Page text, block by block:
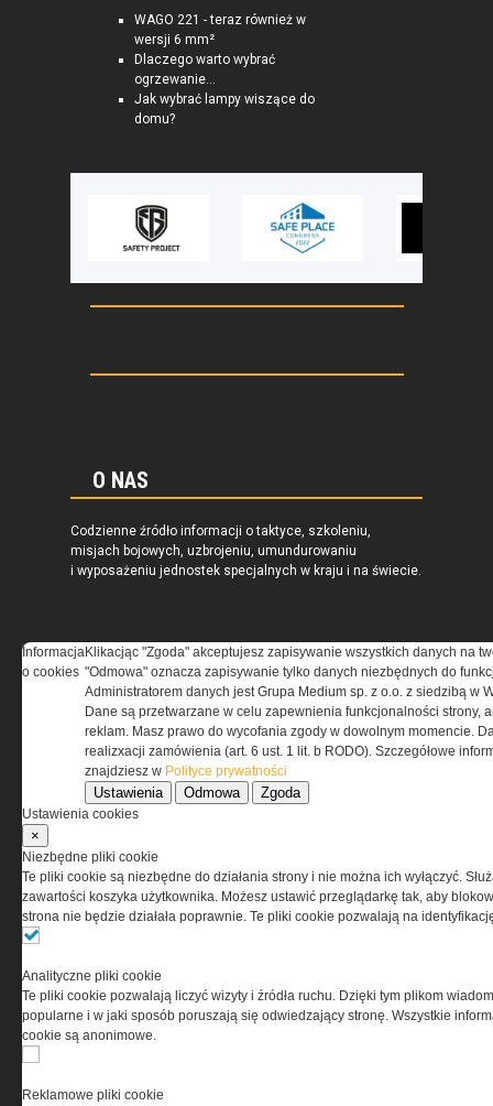
WAGO 221 - teraz również w
wersji 6 mm²
Dlaczego warto wybrać
ogrzewanie...
Jak wybrać lampy wiszące do
domu?
O NAS
Codzienne źródło informacji o taktyce, szkoleniu,
misjach bojowych, uzbrojeniu, umundurowaniu
i wyposażeniu jednostek specjalnych w kraju i na świecie.
REGULAMIN
Regulamin określa zasady korzystania z portalu
www.special-ops.pl
Korzystanie z portalu jest równoznaczne
przez Grupa MEDIUM Spółka z ograniczoną
odpowiedzialnością Spółka komandytowa, nr KRS:
0000537655, NIP 1132860378, REGON 146393437
(zwana dalej Grupa MEDIUM) w postaci Regulaminu.
Informacja
o cookies
Klikacjąc "Zgoda" akceptujesz zapisywanie wszystkich danych na
"Odmowa" oznacza zapisywanie tylko danych niezbędnych do
Administratorem danych jest Grupa Medium sp. z o.o. z siedzibą w
Dane są przetwarzane w celu zapewnienia funkcjonalności strony,
reklam. Masz prawo do wycofania zgody w dowolnym momencie.
realizxacji zamówienia (art. 6 ust. 1 lit. b RODO). Szczegółowe
znajdziesz w Polityce prywatności
Ustawienia Odmowa Zgoda
Ustawienia cookies
×
Niezbędne pliki cookie
Te pliki cookie są niezbędne do działania strony i nie można ich wyłączyć.
zawartości koszyka użytkownika. Możesz ustawić przeglądarkę tak, aby
strona nie będzie działała poprawnie. Te pliki cookie pozwalają na
Analityczne pliki cookie
Te pliki cookie pozwalają liczyć wizyty i źródła ruchu. Dzięki tym plikom
popularne i w jaki sposób poruszają się odwiedzający stronę. Wszystkie
cookie są anonimowe.
Reklamowe pliki cookie